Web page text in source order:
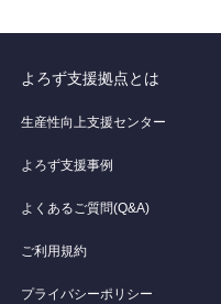
よろず支援拠点とは
生産性向上支援センター
よろず支援事例
よくあるご質問(Q&A)
ご利用規約
プライバシーポリシー